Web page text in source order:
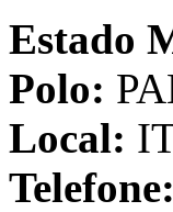
Estado
Polo:
Local:
Telefone: